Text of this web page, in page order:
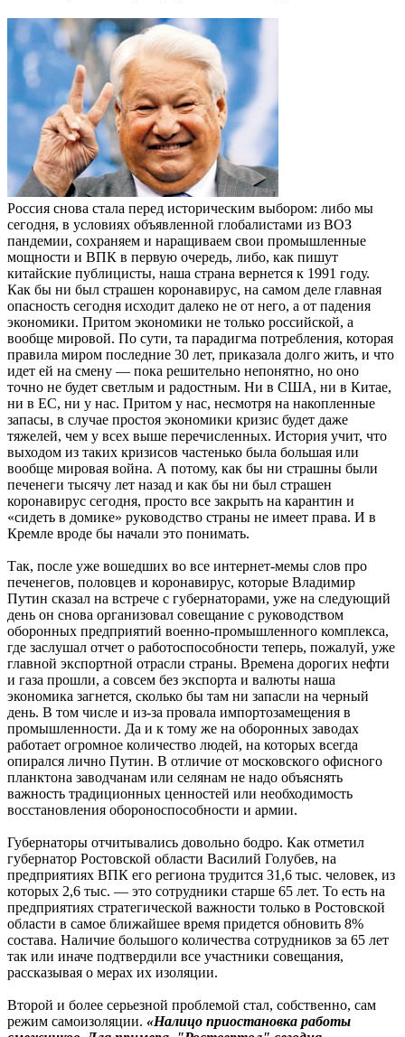
Россия снова стала перед историческим выбором: либо мы
сегодня, в условиях объявленной глобалистами из ВОЗ
пандемии, сохраняем и наращиваем свои промышленные
мощности и ВПК в первую очередь, либо, как пишут
китайские публицисты, наша страна вернется к 1991 году.
Как бы ни был страшен коронавирус, на самом деле главная
опасность сегодня исходит далеко не от него, а от падения
экономики. Притом экономики не только российской, а
вообще мировой. По сути, та парадигма потребления, которая
правила миром последние 30 лет, приказала долго жить, и что
идет ей на смену — пока решительно непонятно, но оно
точно не будет светлым и радостным. Ни в США, ни в Китае,
ни в ЕС, ни у нас. Притом у нас, несмотря на накопленные
запасы, в случае простоя экономики кризис будет даже
тяжелей, чем у всех выше перечисленных. История учит, что
выходом из таких кризисов частенько была большая или
вообще мировая война. А потому, как бы ни страшны были
печенеги тысячу лет назад и как бы ни был страшен
коронавирус сегодня, просто все закрыть на карантин и
«сидеть в домике» руководство страны не имеет права. И в
Кремле вроде бы начали это понимать.
Так, после уже вошедших во все интернет-мемы слов про
печенегов, половцев и коронавирус, которые Владимир
Путин сказал на встрече с губернаторами, уже на следующий
день он снова организовал совещание с руководством
оборонных предприятий военно-промышленного комплекса,
где заслушал отчет о работоспособности теперь, пожалуй, уже
главной экспортной отрасли страны. Времена дорогих нефти
и газа прошли, а совсем без экспорта и валюты наша
экономика загнется, сколько бы там ни запасли на черный
день. В том числе и из-за провала импортозамещения в
промышленности. Да и к тому же на оборонных заводах
работает огромное количество людей, на которых всегда
опирался лично Путин. В отличие от московского офисного
планктона заводчанам или селянам не надо объяснять
важность традиционных ценностей или необходимость
восстановления обороноспособности и армии.
Губернаторы отчитывались довольно бодро. Как отметил
губернатор Ростовской области Василий Голубев, на
предприятиях ВПК его региона трудится 31,6 тыс. человек, из
которых 2,6 тыс. — это сотрудники старше 65 лет. То есть на
предприятиях стратегической важности только в Ростовской
области в самое ближайшее время придется обновить 8%
состава. Наличие большого количества сотрудников за 65 лет
так или иначе подтвердили все участники совещания,
рассказывая о мерах их изоляции.
Второй и более серьезной проблемой стал, собственно, сам
режим самоизоляции. «Налицо приостановка работы